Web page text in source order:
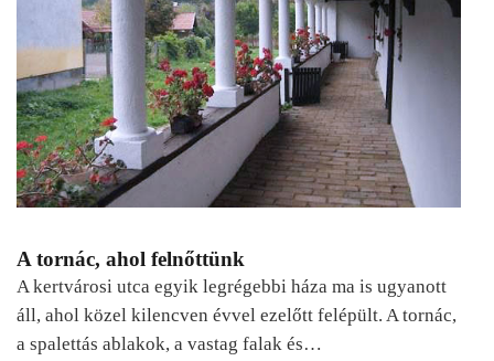
A tornác, ahol felnőttünk
A kertvárosi utca egyik legrégebbi háza ma is ugyanott
áll, ahol közel kilencven évvel ezelőtt felépült. A tornác,
a spalettás ablakok, a vastag falak és…